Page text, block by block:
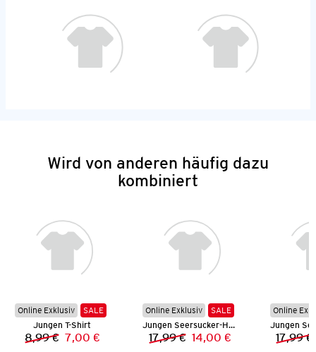
Wird von anderen häufig dazu
kombiniert
Online Exklusiv
SALE
Jungen T-Shirt
Vorheriger Preis:
8,99 € Neuer Preis:
7,00 €
Online Exklusiv
SALE
Jungen Seersucker-Hemd
Vorheriger Preis:
17,99 € Neuer Preis:
14,00 €
Online
17,99 €